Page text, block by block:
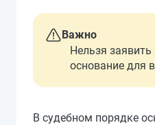
Важно
Нельзя заявить
основание для
В судебном порядке